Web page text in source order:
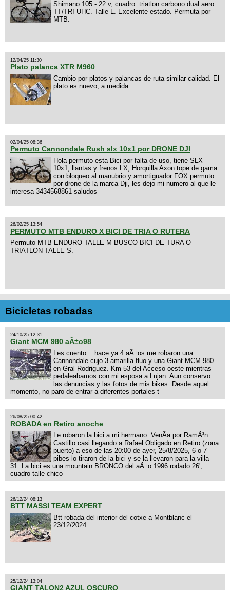
Shimano 105 - 22 v, cuadro: triatlon carbono dual aero
TT/TRI UHC. Talle L. Excelente estado. Permuta por
MTB.
12/04/25 11:30
Plato palanca XTR M960
Cambio por platos y palancas de ruta similar calidad. El
plato es nuevo, a medida.
02/04/25 08:36
Permuto Cannondale Rush slx 10x1 por DRONE DJI
Hola permuto esta Bici por falta de uso, tiene SLX
10x1, llantas y frenos LX, Horquilla Axon tope de gama
con bloqueo al manubrio y amortiguador FOX permuto
por drone de la marca Dji, les dejo mi numero al que le
interesa 3434568861 saludos
26/02/25 13:54
PERMUTO MTB ENDURO X BICI DE TRIA O RUTERA
Permuto MTB ENDURO TALLE M BUSCO BICI DE TURA O
TRIATLON TALLE S.
Bicicletas robadas
24/10/25 12:31
Giant MCM 980 aÃ±o98
Les cuento... hace ya 4 aÃ±os me robaron una
Cannondale cujo 3 amarilla fluo y una Giant MCM 980
en Gral Rodriguez. Km 53 del Acceso oeste mientras
pedaleabamos con mi esposa a Lujan. Aun conservo
las denuncias y las fotos de mis bikes. Desde aquel
momento, no paro de entrar a diferentes portales t
26/08/25 00:42
ROBADA en Retiro anoche
Le robaron la bici a mi hermano. VenÃ­a por RamÃ³n
Castillo casi llegando a Rafael Obligado en Retiro (zona
puerto) a eso de las 20:00 de ayer, 25/8/2025, 6 o 7
pibes lo tiraron de la bici y se la llevaron para la villa
31. La bici es una mountain BRONCO del aÃ±o 1996 rodado 26',
cuadro talle chico
26/12/24 08:13
BTT MASSI TEAM EXPERT
Btt robada del interior del cotxe a Montblanc el
23/12/2024
25/12/24 13:04
GIANT TALON2 AZUL OSCURO